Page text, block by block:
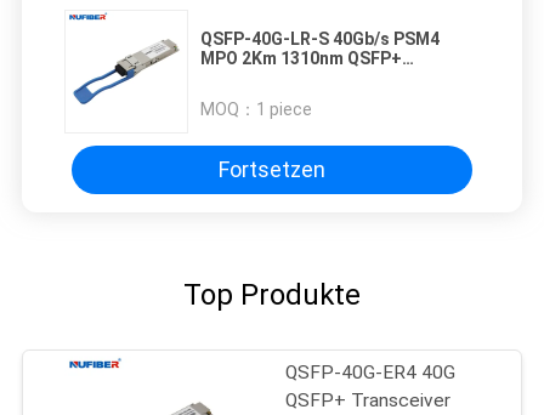
QSFP-40G-LR-S 40Gb/s PSM4
MPO 2Km 1310nm QSFP+
MOQ： 1 piece
Fortsetzen
Top Produkte
QSFP-40G-ER4 40G
QSFP+ Transceiver